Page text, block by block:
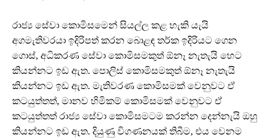
රාජ්‍ය සේවා කොමිසමෙන් සියල්ල කළ හැකි යැයි
අගමැතිවරයා ඉදිරිපත් කරන බොළඳ තර්ක ඉදිරියට ගෙන
ගොස්, අධිකරණ සේවා කොමිසමකුත් ඕනෑ නැතැයි හෙට
කියන්නට ඉඩ ඇත. පොලිස් කොමිසමකුත් ඕනෑ නැතැයි
කියන්නට ඉඩ ඇත. මැතිවරණ කොමිසමක් වෙනුවට ඒ
කටයුත්තත්, මානව හිමිකම් කොමිසමක් වෙනුවට ඒ
කටයුත්තත් රාජ්‍ය සේවා කොමිසමටම කරන්න දෙන්නැයි ඔහු
කියන්නට ඉඩ ඇත. දියුණු විගණනයක් තිබීම, එය වෙනම